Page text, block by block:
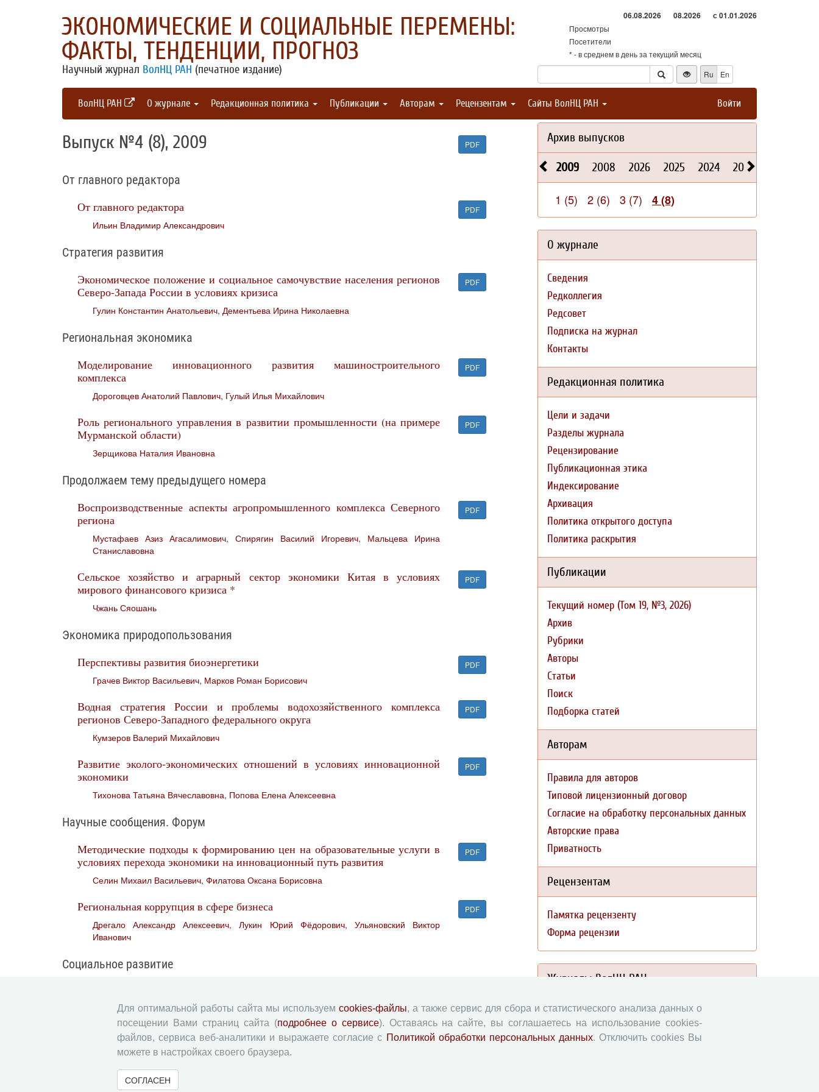
ЭКОНОМИЧЕСКИЕ И СОЦИАЛЬНЫЕ ПЕРЕМЕНЫ:
ФАКТЫ, ТЕНДЕНЦИИ, ПРОГНОЗ
Научный журнал ВолНЦ РАН (печатное издание)
06.08.2026 08.2026 с 01.01.2026
Просмотры
Посетители
* - в среднем в день за текущий месяц
Ru
En
ВолНЦ РАН О журнале Редакционная политика Публикации Авторам Рецензентам Сайты ВолНЦ РАН Войти
Выпуск №4 (8), 2009 PDF
От главного редактора
От главного редактора
Ильин Владимир Александрович
PDF
Стратегия развития
Экономическое положение и социальное самочувствие населения регионов
Северо-Запада России в условиях кризиса
Гулин Константин Анатольевич, Дементьева Ирина Николаевна
PDF
Региональная экономика
Моделирование инновационного развития машиностроительного
комплекса
Дороговцев Анатолий Павлович, Гулый Илья Михайлович
PDF
Роль регионального управления в развитии промышленности (на примере
Мурманской области)
Зерщикова Наталия Ивановна
PDF
Продолжаем тему предыдущего номера
Воспроизводственные аспекты агропромышленного комплекса Северного
региона
Мустафаев Азиз Агасалимович, Спирягин Василий Игоревич, Мальцева Ирина
Станиславовна
PDF
Сельское хозяйство и аграрный сектор экономики Китая в условиях
мирового финансового кризиса *
Чжань Сяошань
PDF
Экономика природопользования
Перспективы развития биоэнергетики
Грачев Виктор Васильевич, Марков Роман Борисович
PDF
Водная стратегия России и проблемы водохозяйственного комплекса
регионов Северо-Западного федерального округа
Кумзеров Валерий Михайлович
PDF
Развитие эколого-экономических отношений в условиях инновационной
экономики
Тихонова Татьяна Вячеславовна, Попова Елена Алексеевна
PDF
Научные сообщения. Форум
Методические подходы к формированию цен на образовательные услуги в
условиях перехода экономики на инновационный путь развития
Селин Михаил Васильевич, Филатова Оксана Борисовна
PDF
Региональная коррупция в сфере бизнеса
Дрегало Александр Алексеевич,Лукин Юрий Фёдорович, Ульяновский Виктор
Иванович
PDF
Социальное развитие
района Республики Карелия
Шишкин Анатолий Иванович,Чубиева Инна Васильевна
Неравенство населения и его влияние на социально-экономическое
Костылева Людмила Васильевна
Архив выпусков
2009 2008 2026 2025 2024 2023
1 (5) 2 (6) 3 (7) 4 (8)
О журнале
Сведения
Редколлегия
Редсовет
Подписка на журнал
Контакты
Редакционная политика
Цели и задачи
Разделы журнала
Рецензирование
Публикационная этика
Индексирование
Архивация
Политика открытого доступа
Политика раскрытия
Публикации
Текущий номер (Том 19, №3, 2026)
Архив
Рубрики
Авторы
Статьи
Поиск
Подборка статей
Авторам
Правила для авторов
Типовой лицензионный договор
Согласие на обработку персональных данных
Авторские права
Приватность
Рецензентам
Памятка рецензенту
Форма рецензии
Журналы ВолНЦ РАН
Экономические и социальные перемены
Проблемы развития территории
Вопросы территориального развития
Для оптимальной работы сайта мы используем cookies-файлы, а также сервис для сбора и статистического анализа данных о
посещении Вами страниц сайта (подробнее о сервисе). Оставаясь на сайте, вы соглашаетесь на использование cookies-
файлов, сервиса веб-аналитики и выражаете согласие с Политикой обработки персональных данных. Отключить cookies Вы
можете в настройках своего браузера.
СОГЛАСЕН